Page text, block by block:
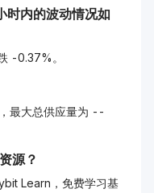
时内的波动情况如
-0.37%。
最大总供应量为 --
源？
Learn，免费学习基